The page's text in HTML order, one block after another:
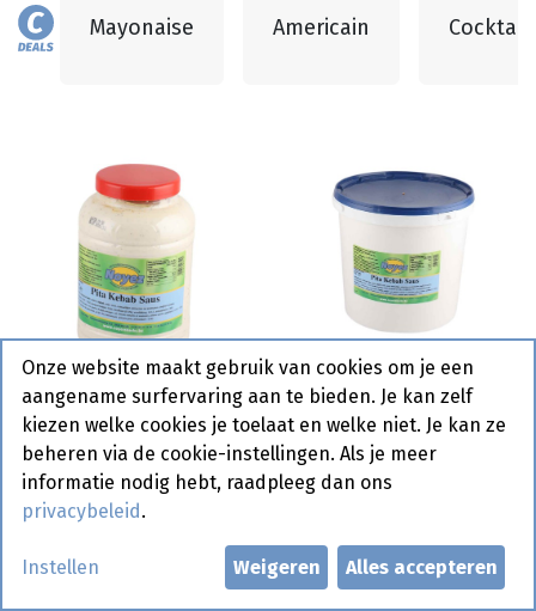
Mayonaise Americain Cocktail
Pita Saus Noyez 3 L
Look Pita Saus Noyez 10
L
Onze website maakt gebruik van cookies om je een
aangename surfervaring aan te bieden. Je kan zelf
kiezen welke cookies je toelaat en welke niet. Je kan ze
beheren via de cookie-instellingen. Als je meer
informatie nodig hebt, raadpleeg dan ons
privacybeleid .
Instellen Weigeren Alles accepteren